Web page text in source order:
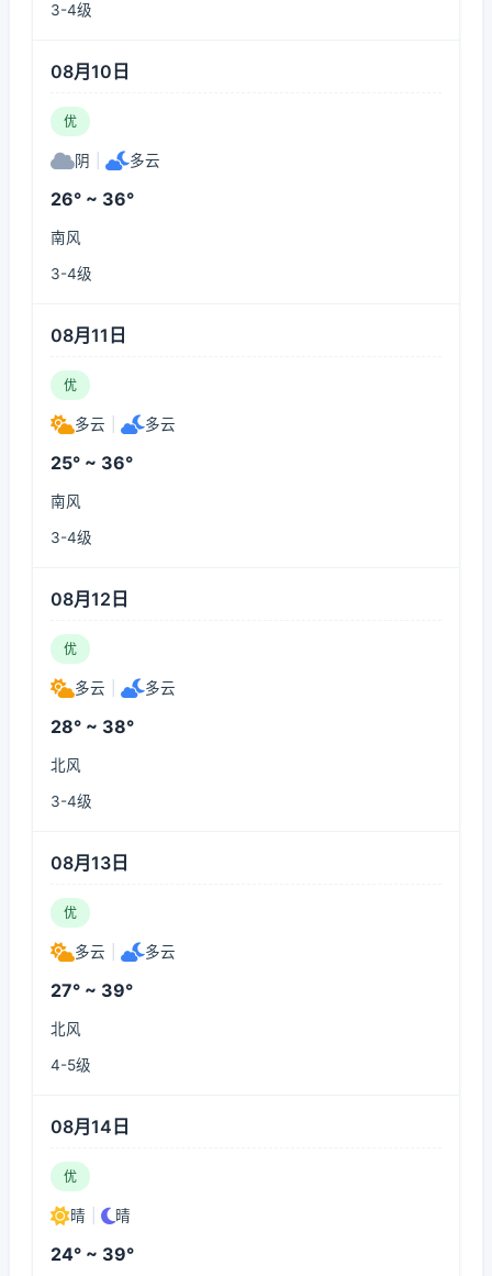
3-4级
08月10日
优
阴 多云
26° ~ 36°
南风
3-4级
08月11日
优
多云 多云
25° ~ 36°
南风
3-4级
08月12日
优
多云 多云
28° ~ 38°
北风
3-4级
08月13日
优
多云 多云
27° ~ 39°
北风
4-5级
08月14日
优
晴 晴
24° ~ 39°